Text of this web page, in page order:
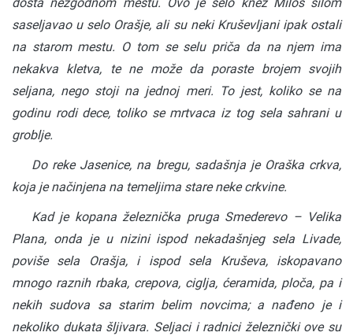
saseljavao u selo Orašje, ali su neki Kruševljani ipak ostali
na starom mestu. O tom se selu priča da na njem ima
nekakva kletva, te ne može da poraste brojem svojih
seljana, nego stoji na jednoj meri. To jest, koliko se na
godinu rodi dece, toliko se mrtvaca iz tog sela sahrani u
groblje.
Do reke Jasenice, na bregu, sadašnja je Oraška crkva,
koja je načinjena na temeljima stare neke crkvine.
Kad je kopana železnička pruga Smederevo – Velika
Plana, onda je u nizini ispod nekadašnjeg sela Livade,
poviše sela Orašja, i ispod sela Kruševa, iskopavano
mnogo raznih rbaka, crepova, ciglja, ćeramida, ploča, pa i
nekih sudova sa starim belim novcima; a nađeno je i
nekoliko dukata šljivara. Seljaci i radnici železnički ove su